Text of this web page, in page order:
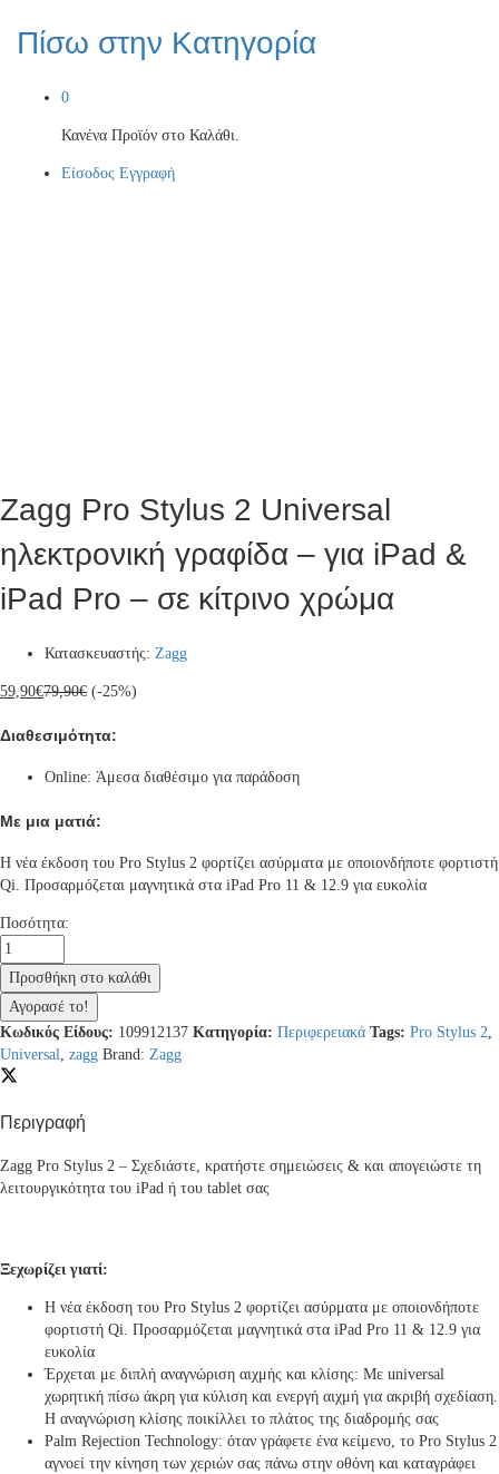
Πίσω στην Κατηγορία
0
Κανένα Προϊόν στο Καλάθι.
Είσοδος Εγγραφή
Zagg Pro Stylus 2 Universal
ηλεκτρονική γραφίδα – για iPad &
iPad Pro – σε κίτρινο χρώμα
Κατασκευαστής: Zagg
59,90€79,90€ (-25%)
Διαθεσιμότητα:
Online: Άμεσα διαθέσιμο για παράδοση
Με μια ματιά:
Η νέα έκδοση του Pro Stylus 2 φορτίζει ασύρματα με οποιονδήποτε φορτιστή
Qi. Προσαρμόζεται μαγνητικά στα iPad Pro 11 & 12.9 για ευκολία
Zagg
Pro
Stylus
2
Universal
ηλεκτρονική
γραφίδα
-
iPad
iPad
Pro
χρώμα
quantity
Ποσότητα:
Προσθήκη στο καλάθι
Αγορασέ το!
Κωδικός Είδους: 109912137 Κατηγορία: Περιφερειακά Tags: Pro Stylus 2,
Universal, zagg Brand: Zagg
Περιγραφή
Zagg Pro Stylus 2 – Σχεδιάστε, κρατήστε σημειώσεις & και απογειώστε τη
λειτουργικότητα του iPad ή του tablet σας
Ξεχωρίζει γιατί:
Η νέα έκδοση του Pro Stylus 2 φορτίζει ασύρματα με οποιονδήποτε
φορτιστή Qi. Προσαρμόζεται μαγνητικά στα iPad Pro 11 & 12.9 για
ευκολία
Έρχεται με διπλή αναγνώριση αιχμής και κλίσης: Με universal
χωρητική πίσω άκρη για κύλιση και ενεργή αιχμή για ακριβή σχεδίαση.
Η αναγνώριση κλίσης ποικίλλει το πλάτος της διαδρομής σας
Palm Rejection Technology: όταν γράφετε ένα κείμενο, το Pro Stylus 2
αγνοεί την κίνηση των χεριών σας πάνω στην οθόνη και καταγράφει